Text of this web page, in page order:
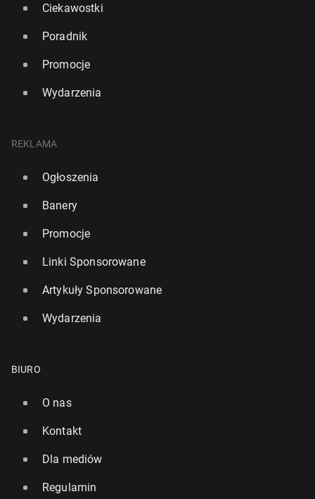
Ciekawostki
Poradnik
Promocje
Wydarzenia
REKLAMA
Ogłoszenia
Banery
Promocje
Linki Sponsorowane
Artykuły Sponsorowane
Wydarzenia
BIURO
O nas
Kontakt
Dla mediów
Regulamin